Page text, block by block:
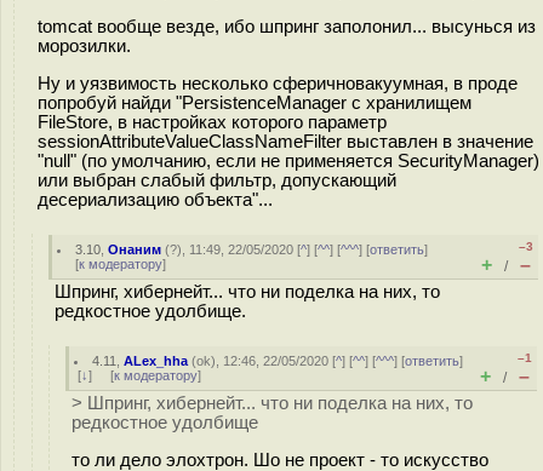
tomcat вообще везде, ибо шпринг заполонил... высунься из
морозилки.
Ну и уязвимость несколько сферичновакуумная, в проде
попробуй найди "PersistenceManager с хранилищем
FileStore, в настройках которого параметр
sessionAttributeValueClassNameFilter выставлен в значение
"null" (по умолчанию, если не применяется SecurityManager)
или выбран слабый фильтр, допускающий
десериализацию объекта"...
3.10 ,Онаним (?), 11:49, 22/05/2020 [^] [^^] [^^^] [ответить]
[к модератору]
–3
+ / –
Шпринг, хибернейт... что ни поделка на них, то
редкостное удолбище.
4.11 ,ALex_hha (ok), 12:46, 22/05/2020 [^] [^^] [^^^] [ответить]
[↓] [к модератору]
–1
+ / –
> Шпринг, хибернейт... что ни поделка на них, то
редкостное удолбище
то ли дело элохтрон. Шо не проект - то искусство